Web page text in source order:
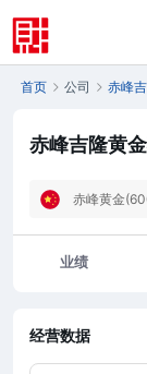
首页 公司 赤峰
赤峰吉隆黄
赤峰黄金
业绩
经营数据